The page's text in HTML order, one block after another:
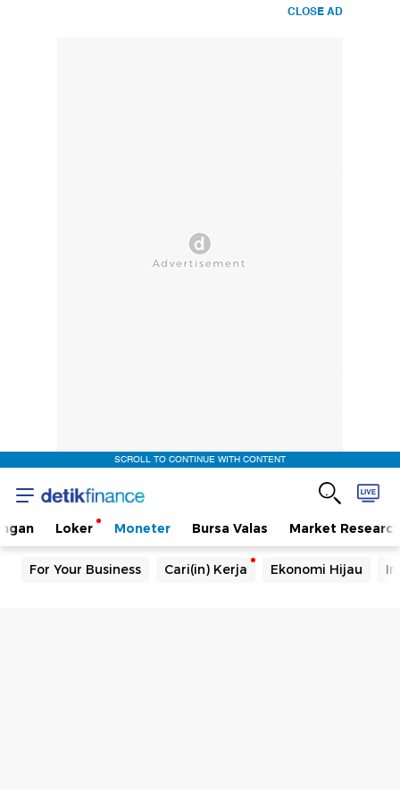
CLOSE AD
SCROLL TO CONTINUE WITH CONTENT
Loker Moneter Bursa Valas Market Research
For Your Business Cari(in) Kerja Ekonomi Hijau